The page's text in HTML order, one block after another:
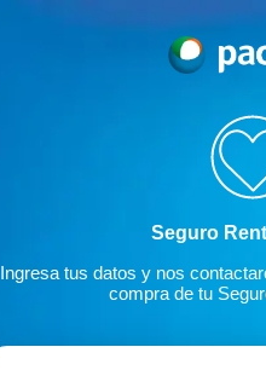
Seguro
Ingresa tus datos y nos
compra de tu